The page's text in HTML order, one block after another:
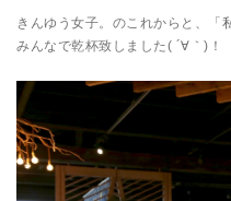
きんゆう女子。のこれからと、「
みんなで乾杯致しました( ´∀｀)！